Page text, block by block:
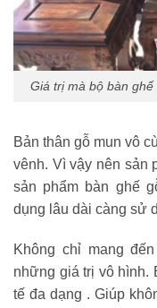
Giá trị mà bộ bàn
Bản thân gỗ mun vô
vênh. Vì vậy nên sản
sản phẩm bàn ghế
dụng lâu dài càng sử
Không chỉ mang
những giá trị vô hình.
tế đa dạng . Giúp